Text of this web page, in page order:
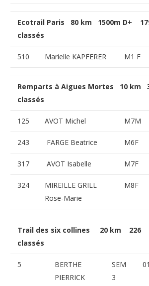
Ecotrail Paris 80 km 1500m D+
classés
510 Marielle KAPFERER M1 F
Remparts à Aigues Mortes 10 km
classés
125 AVOT Michel M7M
243 FARGE Beatrice M6F
317 AVOT Isabelle M7F
324
MIREILLE GRILL
Rose-Marie
M8F
Trail des six collines 20 km 226
classés
5
BERTHE
PIERRICK
SEM
3